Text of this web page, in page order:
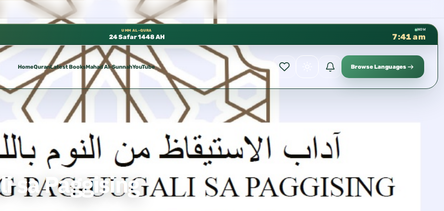
كتب الشيخ هيثم سرحان حفظه الله متوفرة مجانًا في المسجد النبوي، 📍 باب ٣٧ (باب مكة) – الطابق الثالث 📍 إدارة الشؤون العلمية بالحسبة 📚 متوفرة بجميع اللغات
UMM AL-QURA
24 Safar 1448 AH
NOW
7:41 am
HomeQuranLatest BooksMahad Al-SunnahYouTube Browse Languages
sa Paggising